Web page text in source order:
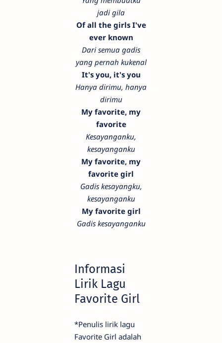
jadi gila
Of all the girls I've
ever known
Dari semua gadis
yang pernah kukenal
It's you, it's you
Hanya dirimu, hanya
dirimu
My favorite, my
favorite
Kesayanganku,
kesayanganku
My favorite, my
favorite girl
Gadis kesayangku,
kesayanganku
My favorite girl
Gadis kesayanganku
Informasi
Lirik Lagu
Favorite Girl
*Penulis lirik lagu
Favorite Girl adalah